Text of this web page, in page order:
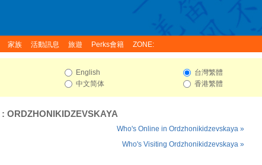
家族 活動訊息 旅遊 Perks會籍 ZONE:
English
中文简体
台灣繁體
香港繁體
: ORDZHONIKIDZEVSKAYA
Who's Online in Ordzhonikidzevskaya »
Who's Visiting Ordzhonikidzevskaya »